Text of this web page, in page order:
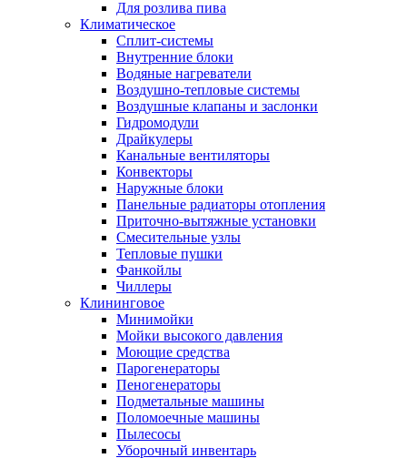
Для розлива пива
Климатическое
Сплит-системы
Внутренние блоки
Водяные нагреватели
Воздушно-тепловые системы
Воздушные клапаны и заслонки
Гидромодули
Драйкулеры
Канальные вентиляторы
Конвекторы
Наружные блоки
Панельные радиаторы отопления
Приточно-вытяжные установки
Смесительные узлы
Тепловые пушки
Фанкойлы
Чиллеры
Клининговое
Минимойки
Мойки высокого давления
Моющие средства
Парогенераторы
Пеногенераторы
Подметальные машины
Поломоечные машины
Пылесосы
Уборочный инвентарь